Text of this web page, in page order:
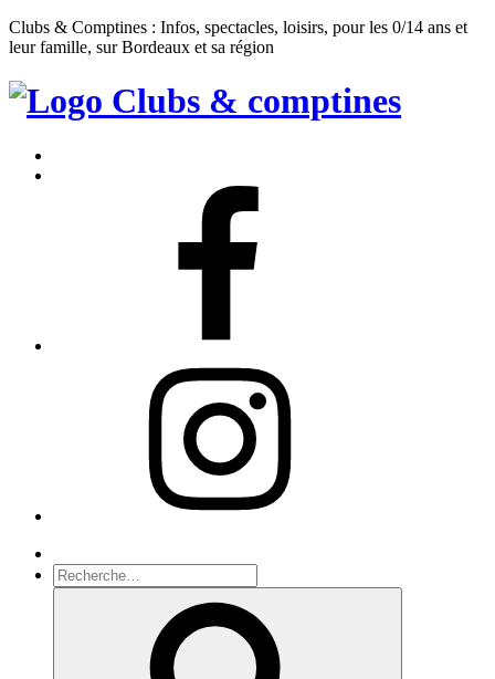
Clubs & Comptines : Infos, spectacles, loisirs, pour les 0/14 ans et
leur famille, sur Bordeaux et sa région
Clubs
Comptines
Recherche
pour